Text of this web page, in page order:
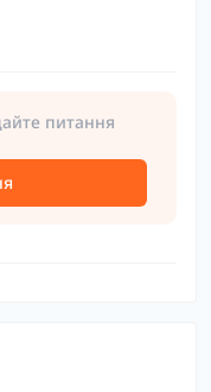
питання